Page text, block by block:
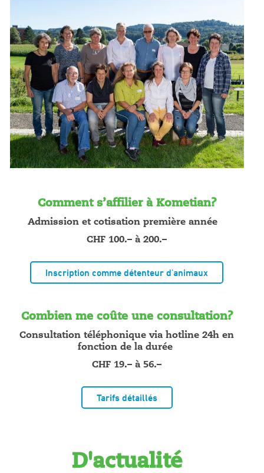
Comment s’affilier à Kometian?
Admission et cotisation première année
CHF 100.– à 200.–
Inscription comme détenteur d'animaux
Combien me coûte une consultation?
Consultation téléphonique via hotline 24h en
fonction de la durée
CHF 19.– à 56.–
Tarifs détaillés
D'actualité